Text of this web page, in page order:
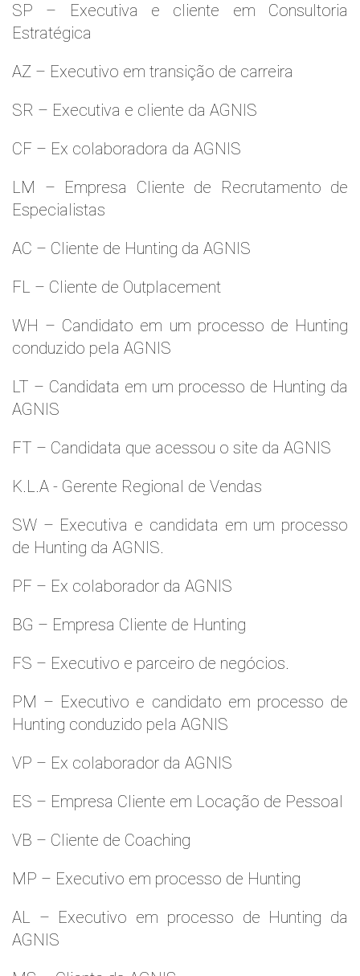
SP – Executiva e cliente em Consultoria
Estratégica
AZ – Executivo em transição de carreira
SR – Executiva e cliente da AGNIS
CF – Ex colaboradora da AGNIS
LM – Empresa Cliente de Recrutamento de
Especialistas
AC – Cliente de Hunting da AGNIS
FL – Cliente de Outplacement
WH – Candidato em um processo de Hunting
conduzido pela AGNIS
LT – Candidata em um processo de Hunting da
AGNIS
FT – Candidata que acessou o site da AGNIS
K.L.A - Gerente Regional de Vendas
SW – Executiva e candidata em um processo
de Hunting da AGNIS.
PF – Ex colaborador da AGNIS
BG – Empresa Cliente de Hunting
FS – Executivo e parceiro de negócios.
PM – Executivo e candidato em processo de
Hunting conduzido pela AGNIS
VP – Ex colaborador da AGNIS
ES – Empresa Cliente em Locação de Pessoal
VB – Cliente de Coaching
MP – Executivo em processo de Hunting
AL – Executivo em processo de Hunting da
AGNIS